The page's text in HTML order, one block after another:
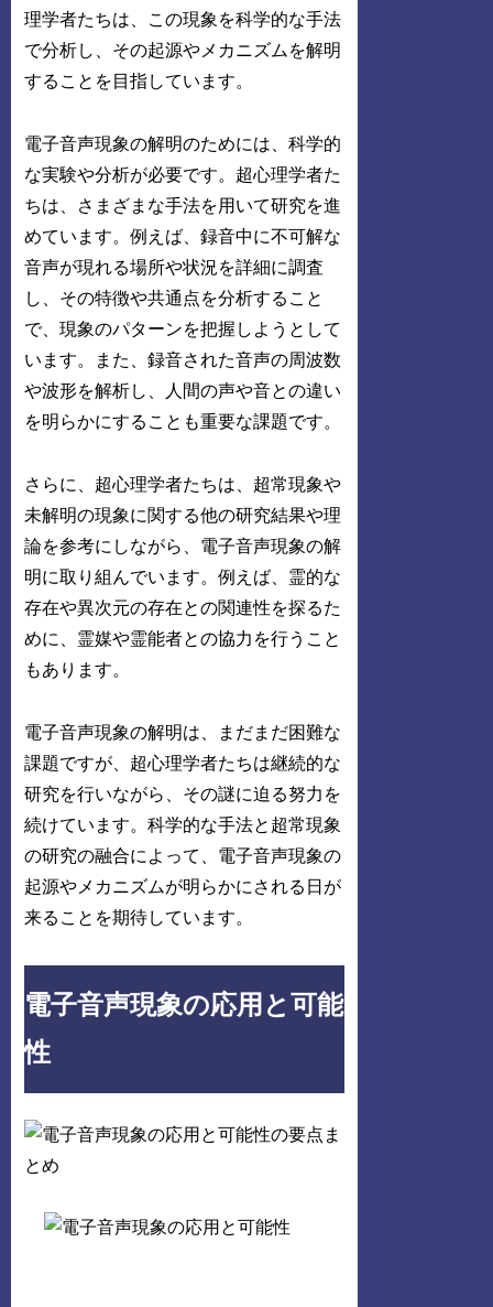
理学者たちは、この現象を科学的な手法
で分析し、その起源やメカニズムを解明
することを目指しています。
電子音声現象の解明のためには、科学的
な実験や分析が必要です。超心理学者た
ちは、さまざまな手法を用いて研究を進
めています。例えば、録音中に不可解な
音声が現れる場所や状況を詳細に調査
し、その特徴や共通点を分析すること
で、現象のパターンを把握しようとして
います。また、録音された音声の周波数
や波形を解析し、人間の声や音との違い
を明らかにすることも重要な課題です。
さらに、超心理学者たちは、超常現象や
未解明の現象に関する他の研究結果や理
論を参考にしながら、電子音声現象の解
明に取り組んでいます。例えば、霊的な
存在や異次元の存在との関連性を探るた
めに、霊媒や霊能者との協力を行うこと
もあります。
電子音声現象の解明は、まだまだ困難な
課題ですが、超心理学者たちは継続的な
研究を行いながら、その謎に迫る努力を
続けています。科学的な手法と超常現象
の研究の融合によって、電子音声現象の
起源やメカニズムが明らかにされる日が
来ることを期待しています。
電子音声現象の応用と可能
性